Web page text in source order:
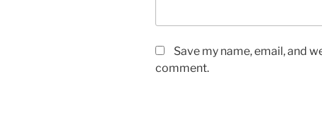
Save my name, email, and
comment.